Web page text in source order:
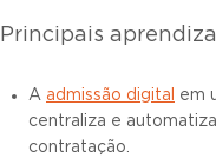
Principais
A admissão digital
em
centraliza e
contratação.